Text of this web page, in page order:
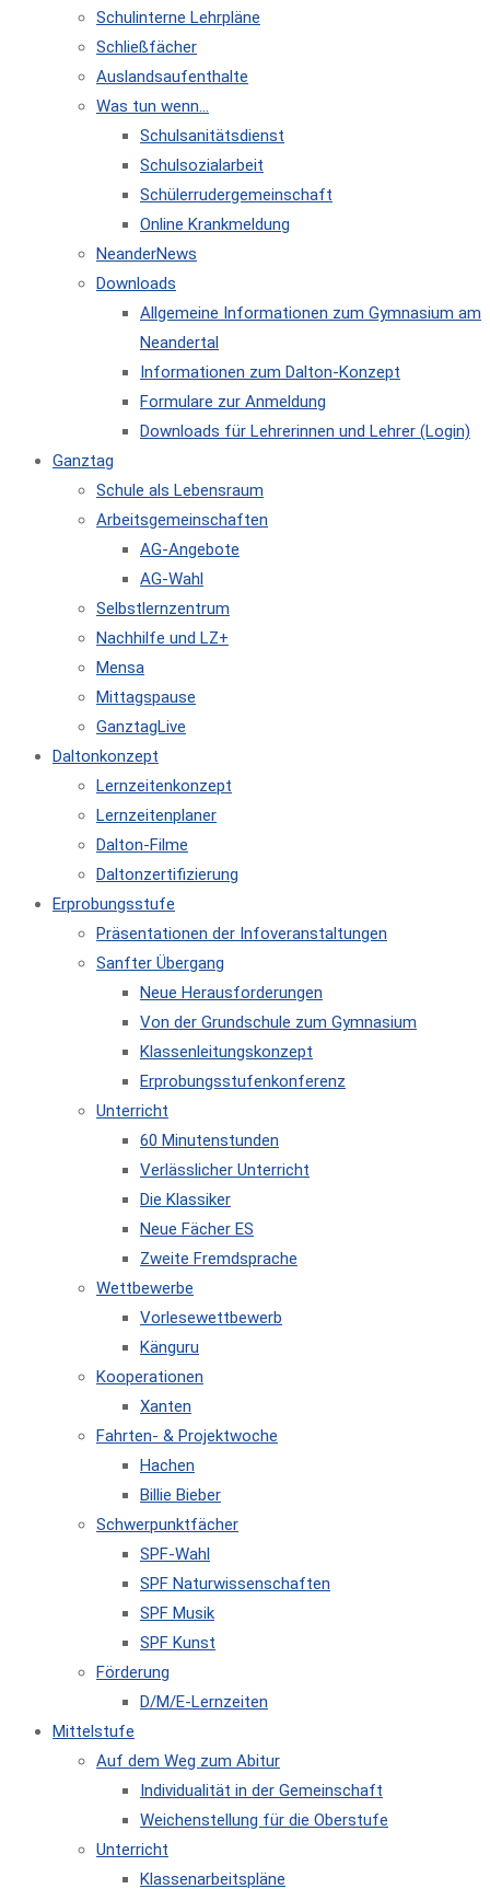
Schulinterne Lehrpläne
Schließfächer
Auslandsaufenthalte
Was tun wenn…
Schulsanitätsdienst
Schulsozialarbeit
Schülerrudergemeinschaft
Online Krankmeldung
NeanderNews
Downloads
Allgemeine Informationen zum Gymnasium am
Neandertal
Informationen zum Dalton-Konzept
Formulare zur Anmeldung
Downloads für Lehrerinnen und Lehrer (Login)
Ganztag
Schule als Lebensraum
Arbeitsgemeinschaften
AG-Angebote
AG-Wahl
Selbstlernzentrum
Nachhilfe und LZ+
Mensa
Mittagspause
GanztagLive
Daltonkonzept
Lernzeitenkonzept
Lernzeitenplaner
Dalton-Filme
Daltonzertifizierung
Erprobungsstufe
Präsentationen der Infoveranstaltungen
Sanfter Übergang
Neue Herausforderungen
Von der Grundschule zum Gymnasium
Klassenleitungskonzept
Erprobungsstufenkonferenz
Unterricht
60 Minutenstunden
Verlässlicher Unterricht
Die Klassiker
Neue Fächer ES
Zweite Fremdsprache
Wettbewerbe
Vorlesewettbewerb
Känguru
Kooperationen
Xanten
Fahrten- & Projektwoche
Hachen
Billie Bieber
Schwerpunktfächer
SPF-Wahl
SPF Naturwissenschaften
SPF Musik
SPF Kunst
Förderung
D/M/E-Lernzeiten
Mittelstufe
Auf dem Weg zum Abitur
Individualität in der Gemeinschaft
Weichenstellung für die Oberstufe
Unterricht
Klassenarbeitspläne